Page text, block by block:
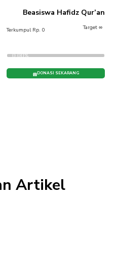
Beasiswa Hafidz Qur’an
Terkumpul Rp. 0 Target ∞
0.00%
DONASI SEKARANG
Artikel